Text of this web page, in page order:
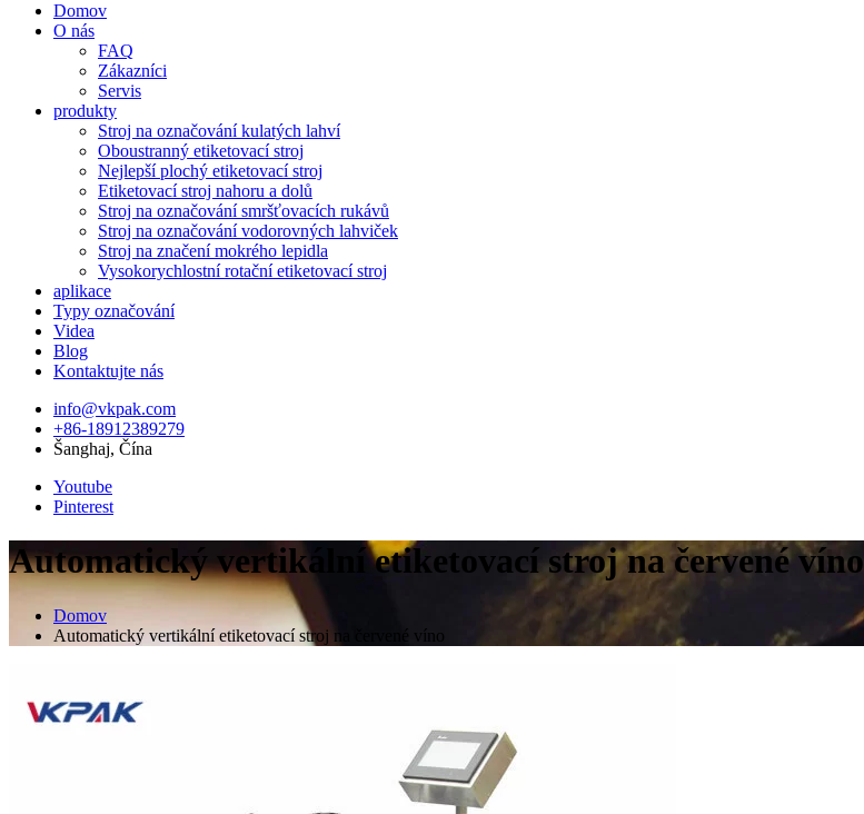
Domov
O nás
FAQ
Zákazníci
Servis
produkty
Stroj na označování kulatých lahví
Oboustranný etiketovací stroj
Nejlepší plochý etiketovací stroj
Etiketovací stroj nahoru a dolů
Stroj na označování smršťovacích rukávů
Stroj na označování vodorovných lahviček
Stroj na značení mokrého lepidla
Vysokorychlostní rotační etiketovací stroj
aplikace
Typy označování
Videa
Blog
Kontaktujte nás
info@vkpak.com
+86-18912389279
Šanghaj, Čína
Youtube
Pinterest
Automatický vertikální etiketovací stroj na červené víno
Domov
Automatický vertikální etiketovací stroj na červené víno